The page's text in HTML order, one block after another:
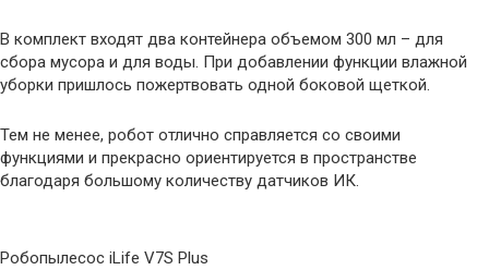
В комплект входят два контейнера объемом 300 мл – для
сбора мусора и для воды. При добавлении функции влажной
уборки пришлось пожертвовать одной боковой щеткой.
Тем не менее, робот отлично справляется со своими
функциями и прекрасно ориентируется в пространстве
благодаря большому количеству датчиков ИК.
Робопылесос iLife V7S Plus